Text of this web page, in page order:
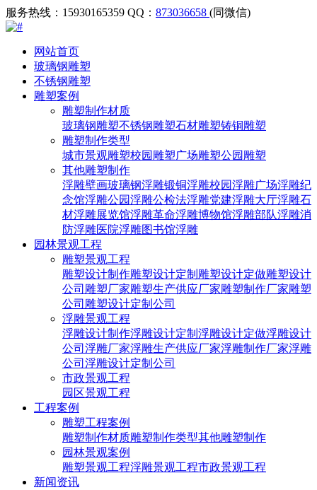
服务热线：15930165359 QQ： 873036658 (同微信)
网站首页
玻璃钢雕塑
不锈钢雕塑
雕塑案例
雕塑制作材质
玻璃钢雕塑不锈钢雕塑石材雕塑铸铜雕塑
雕塑制作类型
城市景观雕塑校园雕塑广场雕塑公园雕塑
其他雕塑制作
浮雕壁画玻璃钢浮雕锻铜浮雕校园浮雕广场浮雕纪
念馆浮雕公园浮雕公检法浮雕党建浮雕大厅浮雕石
材浮雕展览馆浮雕革命浮雕博物馆浮雕部队浮雕消
防浮雕医院浮雕图书馆浮雕
园林景观工程
雕塑景观工程
雕塑设计制作雕塑设计定制 雕塑设计定做雕塑设计
公司 雕塑厂家雕塑生产供应厂家雕塑制作厂家雕塑
公司 雕塑设计定制公司
浮雕景观工程
浮雕设计制作浮雕设计定制 浮雕设计定做浮雕设计
公司 浮雕厂家浮雕生产供应厂家浮雕制作厂家浮雕
公司 浮雕设计定制公司
市政景观工程
园区景观工程
工程案例
雕塑工程案例
雕塑制作材质雕塑制作类型其他雕塑制作
园林景观案例
雕塑景观工程浮雕景观工程市政景观工程
新闻资讯